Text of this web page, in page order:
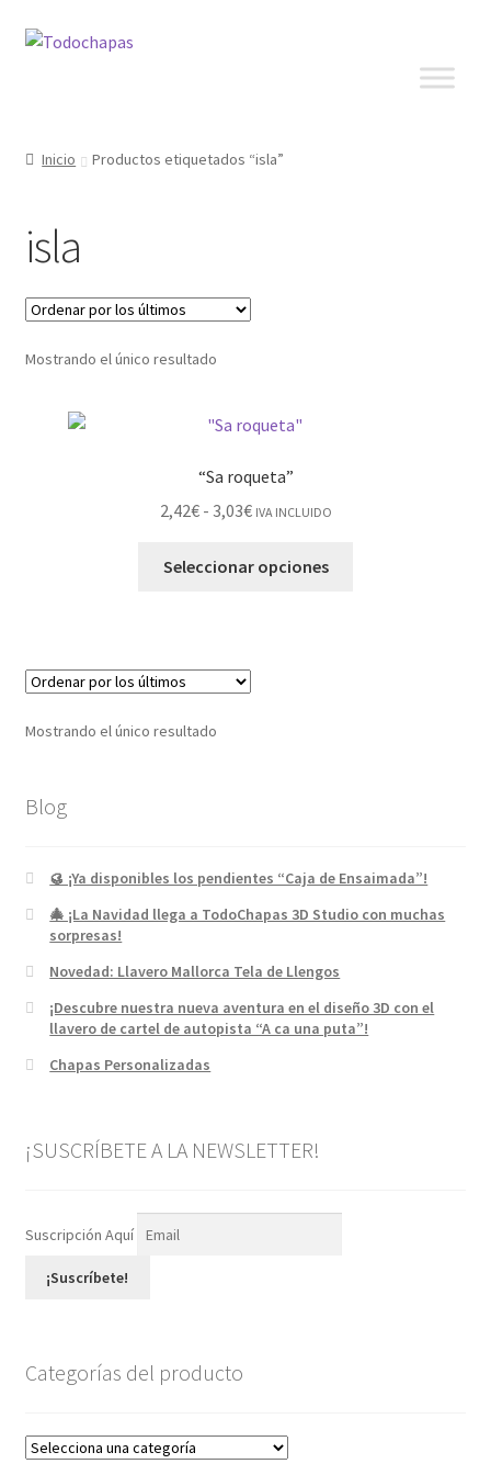
Inicio Productos etiquetados “isla”
isla
Mostrando el único resultado
“Sa roqueta”
2,42€ - 3,03€ IVA INCLUIDO
Seleccionar opciones
Mostrando el único resultado
Blog
🥮 ¡Ya disponibles los pendientes “Caja de Ensaimada”!
🎄 ¡La Navidad llega a TodoChapas 3D Studio con muchas
sorpresas!
Novedad: Llavero Mallorca Tela de Llengos
¡Descubre nuestra nueva aventura en el diseño 3D con el
llavero de cartel de autopista “A ca una puta”!
Chapas Personalizadas
¡SUSCRÍBETE A LA NEWSLETTER!
Suscripción Aquí
¡Suscríbete!
Categorías del producto